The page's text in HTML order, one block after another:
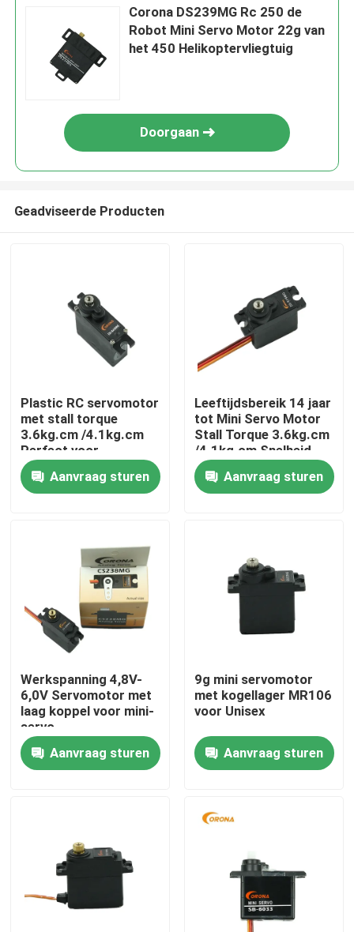
Thuis
Contacten
Producten
RC servomotor
Mini Servo Motor
Standaard Servomotor
Metal Gear Servo
Corona DS239MG Rc 250 de
Robot Mini Servo Motor 22g van
het 450 Helikoptervliegtuig
Doorgaan
Geadviseerde Producten
Plastic RC servomotor
met stall torque
3.6kg.cm /4.1kg.cm
Perfect voor
prototyping
Aanvraag sturen
Leeftijdsbereik 14 jaar
tot Mini Servo Motor
Stall Torque 3.6kg.cm
/4.1kg.cm Snelheid
0.12sec/60°
Aanvraag sturen
Werkspanning 4,8V-
6,0V Servomotor met
laag koppel voor mini-
servo
Aanvraag sturen
9g mini servomotor
met kogellager MR106
voor Unisex
Aanvraag sturen